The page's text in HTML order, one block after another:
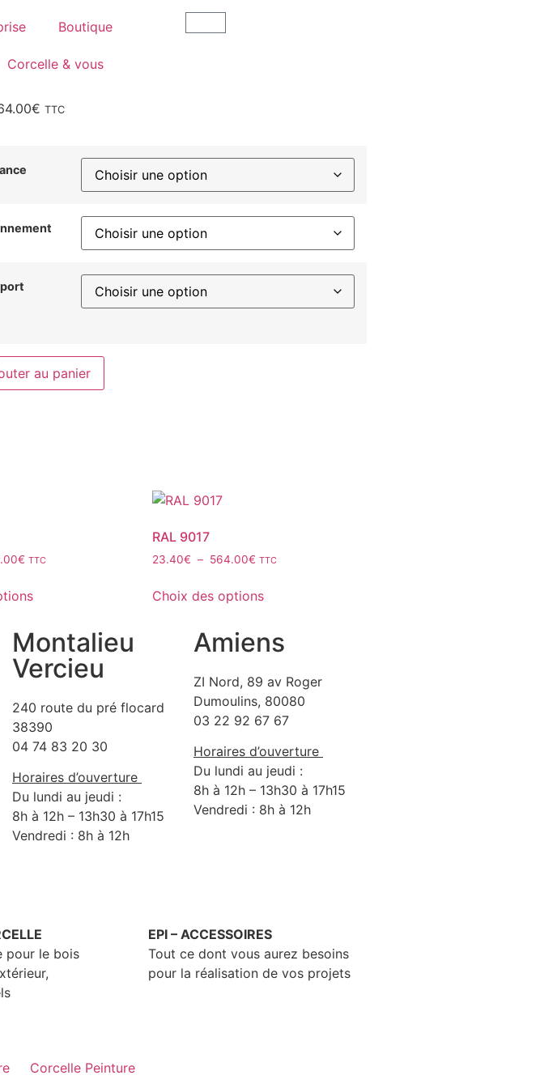
Boutique
Corcelle & vous
€ TTC
au panier
€ TTC
RAL 9017
23.40€ – 564.00€ TTC
Choix des options
Montalieu
Vercieu
240 route du pré flocard
38390
04 74 83 20 30
Horaires d’ouverture
Du lundi au jeudi :
8h à 12h – 13h30 à 17h15
Vendredi : 8h à 12h
Amiens
ZI Nord, 89 av Roger
Dumoulins, 80080
03 22 92 67 67
Horaires d’ouverture
Du lundi au jeudi :
8h à 12h – 13h30 à 17h15
Vendredi : 8h à 12h
pour le bois
EPI – ACCESSOIRES
Tout ce dont vous aurez besoins
pour la réalisation de vos projets
Corcelle Peinture